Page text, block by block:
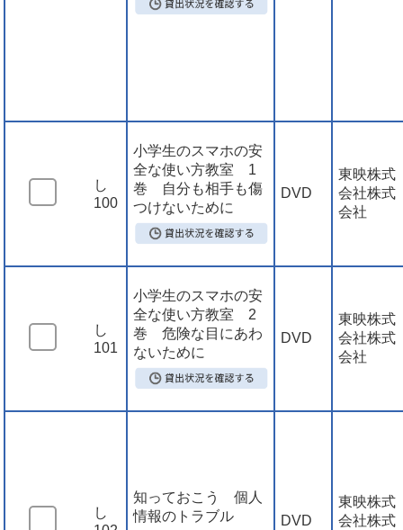
し
100
小学生のスマホの安
全な使い方教室 1
巻 自分も相手も傷
つけないために
DVD
東映株式
会社株式
会社
し
101
小学生のスマホの安
全な使い方教室 2
巻 危険な目にあわ
ないために
DVD
東映株式
会社株式
会社
し
知っておこう 個人
情報のトラブル
DVD
東映株式
会社株式